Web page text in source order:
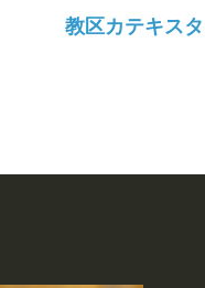
教区カテキスタ